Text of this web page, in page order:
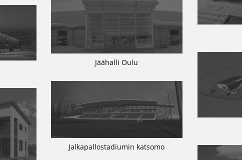
Jäähalli Oulu
Jalkapallostadiumin katsomo